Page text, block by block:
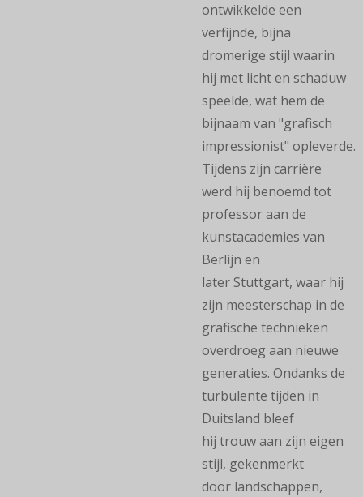
ontwikkelde een
verfijnde, bijna
dromerige stijl waarin
hij met licht en schaduw
speelde, wat hem de
bijnaam van "grafisch
impressionist" opleverde.
Tijdens zijn carrière
werd hij benoemd tot
professor aan de
kunstacademies van
Berlijn en
later Stuttgart, waar hij
zijn meesterschap in de
grafische technieken
overdroeg aan nieuwe
generaties. Ondanks de
turbulente tijden in
Duitsland bleef
hij trouw aan zijn eigen
stijl, gekenmerkt
door landschappen,